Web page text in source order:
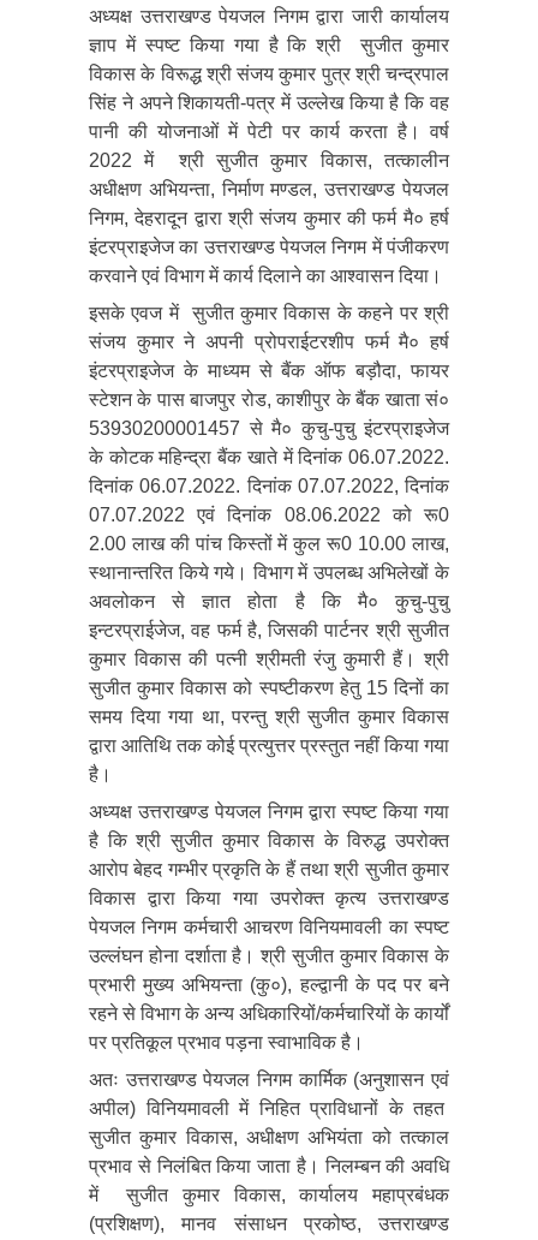
अध्यक्ष उत्तराखण्ड पेयजल निगम द्वारा जारी कार्यालय
ज्ञाप में स्पष्ट किया गया है कि श्री सुजीत कुमार
विकास के विरूद्ध श्री संजय कुमार पुत्र श्री चन्द्रपाल
सिंह ने अपने शिकायती-पत्र में उल्लेख किया है कि वह
पानी की योजनाओं में पेटी पर कार्य करता है। वर्ष
2022 में श्री सुजीत कुमार विकास, तत्कालीन
अधीक्षण अभियन्ता, निर्माण मण्डल, उत्तराखण्ड पेयजल
निगम, देहरादून द्वारा श्री संजय कुमार की फर्म मै० हर्ष
इंटरप्राइजेज का उत्तराखण्ड पेयजल निगम में पंजीकरण
करवाने एवं विभाग में कार्य दिलाने का आश्वासन दिया।
इसके एवज में सुजीत कुमार विकास के कहने पर श्री
संजय कुमार ने अपनी प्रोपराईटरशीप फर्म मै० हर्ष
इंटरप्राइजेज के माध्यम से बैंक ऑफ बड़ौदा, फायर
स्टेशन के पास बाजपुर रोड, काशीपुर के बैंक खाता सं०
53930200001457 से मै० कुचु-पुचु इंटरप्राइजेज
के कोटक महिन्द्रा बैंक खाते में दिनांक 06.07.2022.
दिनांक 06.07.2022. दिनांक 07.07.2022, दिनांक
07.07.2022 एवं दिनांक 08.06.2022 को रू0
2.00 लाख की पांच किस्तों में कुल रू0 10.00 लाख,
स्थानान्तरित किये गये। विभाग में उपलब्ध अभिलेखों के
अवलोकन से ज्ञात होता है कि मै० कुचु-पुचु
इन्टरप्राईजेज, वह फर्म है, जिसकी पार्टनर श्री सुजीत
कुमार विकास की पत्नी श्रीमती रंजु कुमारी हैं। श्री
सुजीत कुमार विकास को स्पष्टीकरण हेतु 15 दिनों का
समय दिया गया था, परन्तु श्री सुजीत कुमार विकास
द्वारा आतिथि तक कोई प्रत्युत्तर प्रस्तुत नहीं किया गया
है।
अध्यक्ष उत्तराखण्ड पेयजल निगम द्वारा स्पष्ट किया गया
है कि श्री सुजीत कुमार विकास के विरुद्ध उपरोक्त
आरोप बेहद गम्भीर प्रकृति के हैं तथा श्री सुजीत कुमार
विकास द्वारा किया गया उपरोक्त कृत्य उत्तराखण्ड
पेयजल निगम कर्मचारी आचरण विनियमावली का स्पष्ट
उल्लंघन होना दर्शाता है। श्री सुजीत कुमार विकास के
प्रभारी मुख्य अभियन्ता (कु०), हल्द्वानी के पद पर बने
रहने से विभाग के अन्य अधिकारियों/कर्मचारियों के कार्यों
पर प्रतिकूल प्रभाव पड़ना स्वाभाविक है।
अतः उत्तराखण्ड पेयजल निगम कार्मिक (अनुशासन एवं
अपील) विनियमावली में निहित प्राविधानों के तहत
सुजीत कुमार विकास, अधीक्षण अभियंता को तत्काल
प्रभाव से निलंबित किया जाता है। निलम्बन की अवधि
में सुजीत कुमार विकास, कार्यालय महाप्रबंधक
(प्रशिक्षण), मानव संसाधन प्रकोष्ठ, उत्तराखण्ड